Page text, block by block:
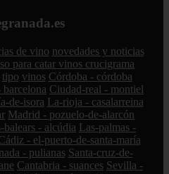
de vino novedades y noticias
para catar vinos crucigrama
tipo vinos Córdoba - córdoba
barcelona Ciudad-real - montiel
de-isora La-rioja - casalarreina
Madrid - pozuelo-de-alarcón
balears - alcúdia Las-palmas -
- el-puerto-de-santa-maría
- pulianas Santa-cruz-de-
Cantabria - suances Sevilla -